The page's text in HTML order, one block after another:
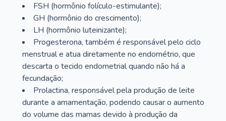
FSH (hormônio folículo-estimulante);
GH (hormônio do crescimento);
LH (hormônio luteinizante);
Progesterona, também é responsável pelo ciclo
menstrual e atua diretamente no endométrio, que
descarta o tecido endometrial quando não há a
fecundação;
Prolactina, responsável pela produção de leite
durante a amamentação, podendo causar o aumento
do volume das mamas devido à produção da